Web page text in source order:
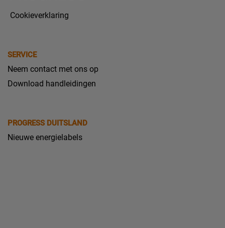
Cookieverklaring
SERVICE
Neem contact met ons op
Download handleidingen
PROGRESS DUITSLAND
Nieuwe energielabels